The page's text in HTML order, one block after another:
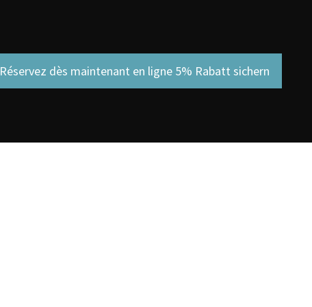
Réservez dès maintenant en ligne